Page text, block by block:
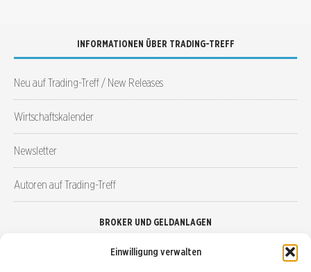
Einwilligung verwalten
INFORMATIONEN ÜBER TRADING-TREFF
Neu auf Trading-Treff / New Releases
Wirtschaftskalender
Newsletter
Autoren auf Trading-Treff
BROKER UND GELDANLAGEN